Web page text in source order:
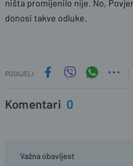
ništa promijenilo nije. No,
donosi takve odluke.
PODIJELI
Komentari 0
Važna obavijest